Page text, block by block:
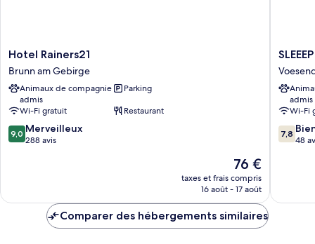
Hotel
Rainers21
Brunn
am
Gebirge
Hotel Rainers21
Brunn am Gebirge
Animaux de compagnie
admis
Parking
Wi-Fi gratuit
Restaurant
9.0
sur
9,0 Merveilleux
288 avis
Le
nouveau
prix
de
76 €
taxes et frais compris
16 août - 17 août
SLEEEP
Hotel
admis
Wi-Fi
7.8
sur
7,8
48
Comparer des hébergements similaires